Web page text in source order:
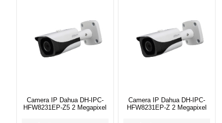
Camera IP Dahua DH-IPC-
HFW8231EP-Z5 2 Megapixel
Camera IP Dahua DH-IPC-
HFW8231EP-Z 2 Megapixel